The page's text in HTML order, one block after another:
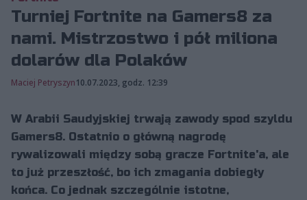
Turniej Fortnite na Gamers8 za
nami. Mistrzostwo i pół miliona
dolarów dla Polaków
Maciej Petryszyn10.07.2023, godz. 12:39
W Arabii Saudyjskiej trwają zawody spod szyldu
Gamers8. Ostatnio o główną nagrodę
rywalizowali między sobą gracze Fortnite'a, ale
to już przeszłość, bo ich zmagania dobiegły
końca. Co jednak szczególnie istotne,